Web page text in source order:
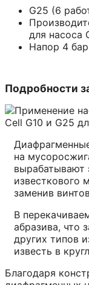
G25 (6
для насоса
Напор 4 бар
Подробности
на
вырабатывают
известкового
заменив
В
абразива, что
других типов
известь в
Благодаря